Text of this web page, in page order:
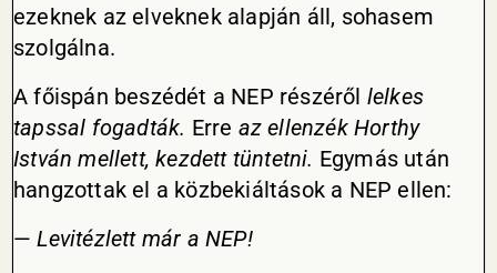
ezeknek az elveknek alapján áll, sohasem
szolgálna.
A főispán beszédét a NEP részéről lelkes
tapssal fogadták. Erre az ellenzék Horthy
István mellett, kezdett tüntetni. Egymás után
hangzottak el a közbekiáltások a NEP ellen:
—Levitézlett már a NEP!